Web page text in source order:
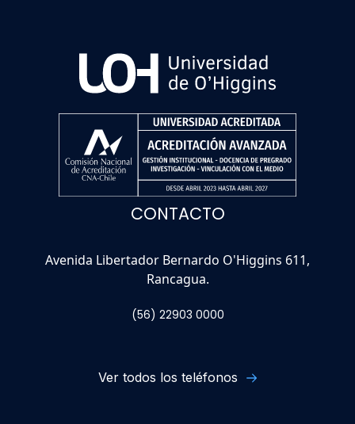
CONTACTO
Avenida Libertador Bernardo O'Higgins 611,
Rancagua.
(56) 22903 0000
Ver todos los teléfonos